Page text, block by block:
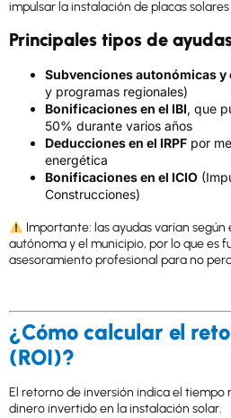
impulsar la instalación de placas solares
Principales tipos de
Subvenciones autonómicas y
y programas regionales)
Bonificaciones en el IBI, que
50% durante varios años
Deducciones en el IRPF por
energética
Bonificaciones en el ICIO
Construcciones)
Importante: las ayudas varían según
autónoma y el municipio, por lo que es
asesoramiento profesional para no
¿Cómo calcular el
(ROI)?
El retorno de inversión indica el tiempo
dinero invertido en la instalación solar.